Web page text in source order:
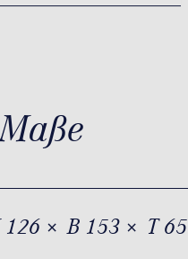
126 × B 153 × T 65